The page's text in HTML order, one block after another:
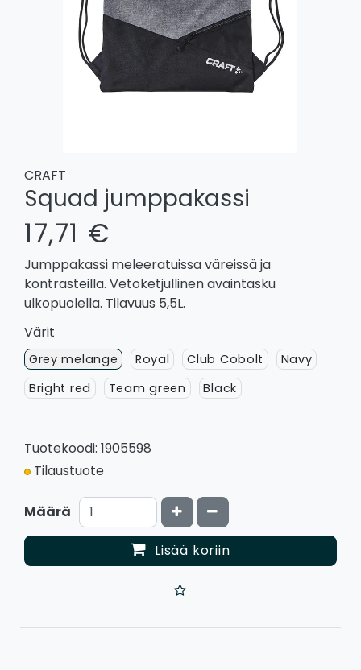
CRAFT
Squad jumppakassi
17,71 €
Jumppakassi meleeratuissa väreissä ja
kontrasteilla. Vetoketjullinen avaintasku
ulkopuolella. Tilavuus 5,5L.
Värit
Grey melange Royal Club Cobolt
Navy
Bright red
Team green Black
Tuotekoodi: 1905598
Tilaustuote
Määrä Kasvata määrää
Vähennä määrää
Lisää koriin